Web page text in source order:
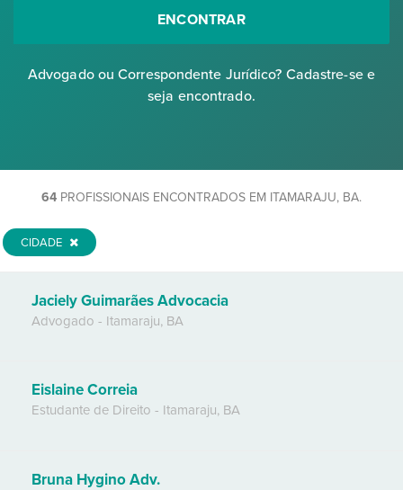
ENCONTRAR
Advogado ou Correspondente Jurídico? Cadastre-se e
seja encontrado.
64 PROFISSIONAIS ENCONTRADOS EM ITAMARAJU, BA.
CIDADE
Jaciely Guimarães Advocacia
Advogado - Itamaraju, BA
Eislaine Correia
Estudante de Direito - Itamaraju, BA
Bruna Hygino Adv.